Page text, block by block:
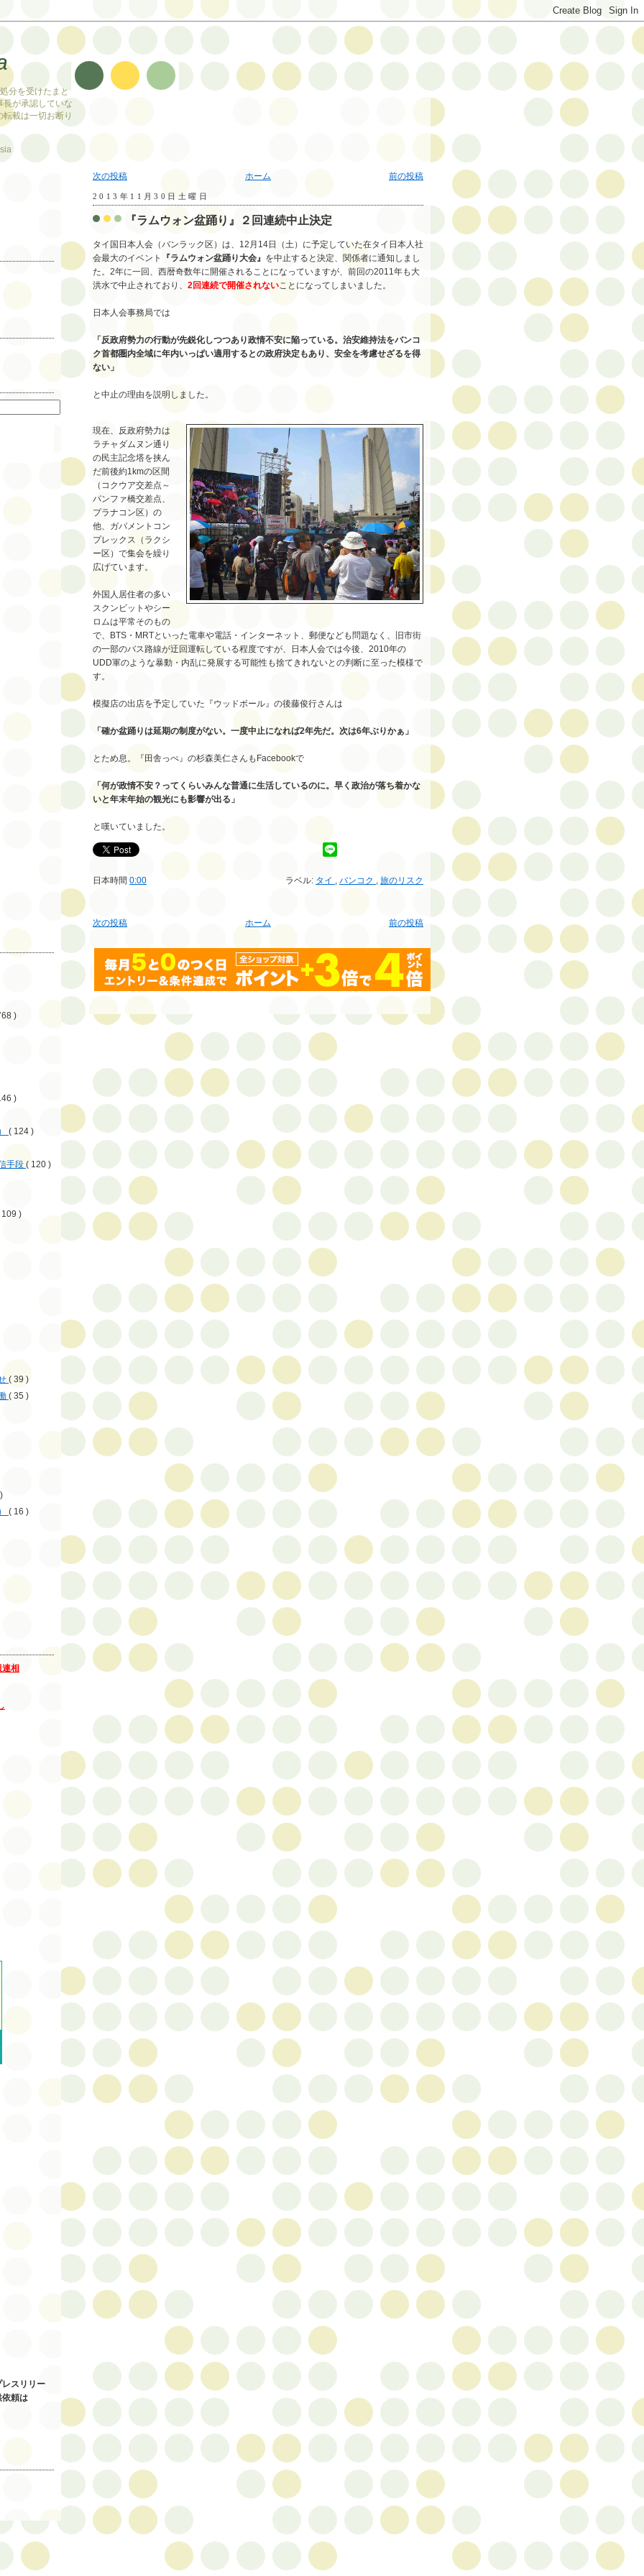
次の投稿 前の投稿
ホーム
2013年11月30日土曜日
『ラムウォン盆踊り』２回連続中止決定
タイ国日本人会（バンラック区）は、12月14日（土）に予定していた在タイ日本人社
会最大のイベント
『ラムウォン盆踊り大会』 を中止すると決定、関係者に通知しまし
た。2年に一回、西暦奇数年に開催されることになっていますが、前回の2011年も大
洪水で中止されており、 2回連続で開催されない ことになってしまいました。
日本人会事務局では
「反政府勢力の行動が先鋭化しつつあり政情不安に陥っている。治安維持法をバンコ
ク首都圏内全域に年内いっぱい適用するとの政府決定もあり、安全を考慮せざるを得
ない」
と中止の理由を説明しました。
現在、反政府勢力は
ラチャダムヌン通り
の民主記念塔を挟ん
だ前後約1kmの区間
（コクウア交差点～
パンファ橋交差点、
プラナコン区）の
他、ガバメントコン
プレックス（ラクシ
ー区）で集会を繰り
広げています。
外国人居住者の多い
スクンビットやシー
ロムは平常そのもの
で、BTS・MRTといった電車や電話・インターネット、郵便なども問題なく、旧市街
の一部のバス路線が迂回運転している程度ですが、日本人会では今後、2010年の
UDD軍のような暴動・内乱に発展する可能性も捨てきれないとの判断に至った模様で
す。
模擬店の出店を予定していた『ウッドボール』の後藤俊行さんは
「確か盆踊りは延期の制度がない。一度中止になれば2年先だ。次は6年ぶりかぁ」
とため息。『田舎っぺ』の杉森美仁さんもFacebookで
「何が政情不安？ってくらいみんな普通に生活しているのに。早く政治が落ち着かな
いと年末年始の観光にも影響が出る」
と嘆いていました。
日本時間 0:00 ラベル: タイ , バンコク , 旅のリスク
次の投稿 前の投稿
ホーム
分を受けたまと
長が承認していな
載は一切お断り
)
)
( 124 )
手段 ( 120 )
109 )
( 39 )
( 35 )
( 16 )
連相
スリリー
依頼は